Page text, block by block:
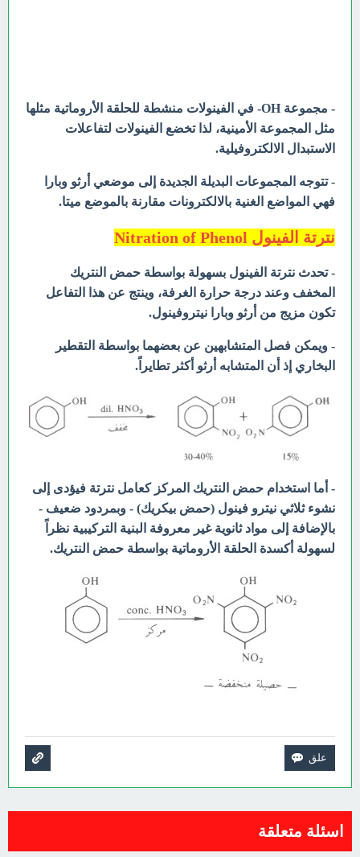
- مجموعة OH- في الفينولات منشطة للحلقة الأروماتية مثلها
مثل المجموعة الأمينية، لذا تخضع الفينولات لتفاعلات
الاستبدال الالكتروفيلية.
- تتوجه المجموعات البديلة الجديدة إلى موضعي أرثو وبارا
فهي المواضع الغنية بالالكترونات مقارنة بالموضع ميتا.
نترتة الفينول Nitration of Phenol
- تحدث نترتة الفينول بسهولة بواسطة حمض النتريك
المخفف وعند درجة حرارة الغرفة، وينتج عن هذا التفاعل
تكون مزيج من أرثو وبارا نيتروفينول.
- ويمكن فصل المتشابهين عن بعضهما بواسطة التقطير
البخاري إذ أن المتشابه أرثو أكثر تطايراً.
- أما استخدام حمض النتريك المركز كعامل نترتة فيؤدى إلى
نشوء ثلاثي نيترو فينول (حمض بيكريك) - وبمردود ضعيف -
بالإضافة إلى مواد ثانوية غير معروفة البنية التركيبية نظراً
لسهولة أكسدة الحلقة الأروماتية بواسطة حمض النتريك.
اسئلة متعلقة